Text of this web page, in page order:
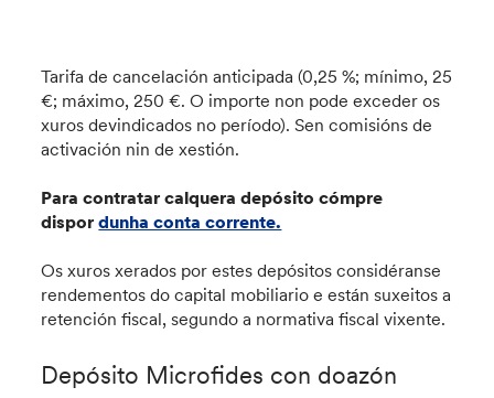
Tarifa de cancelación anticipada (0,25 %; mínimo, 25
€; máximo, 250 €. O importe non pode exceder os
xuros devindicados no período). Sen comisións de
activación nin de xestión.
Para contratar calquera depósito cómpre
dispordunha conta corrente.
Os xuros xerados por estes depósitos considéranse
rendementos do capital mobiliario e están suxeitos a
retención fiscal, segundo a normativa fiscal vixente.
Depósito Microfides con doazón